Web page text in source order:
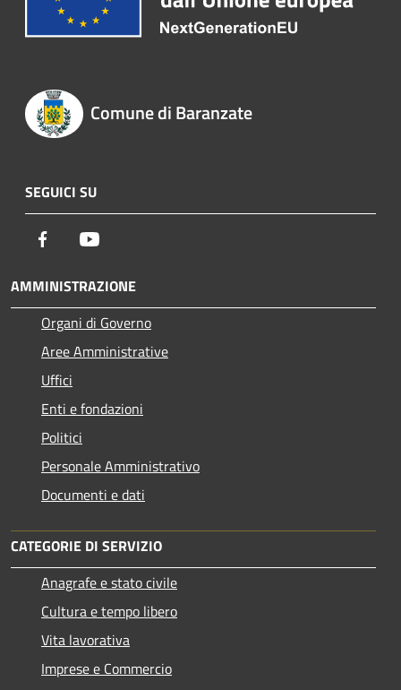
Comune di Baranzate
SEGUICI SU
Facebook
AMMINISTRAZIONE
Organi di Governo
Aree Amministrative
Uffici
Enti e fondazioni
Politici
Personale Amministrativo
Documenti e dati
CATEGORIE DI SERVIZIO
Anagrafe e stato civile
Cultura e tempo libero
Vita lavorativa
Imprese e Commercio